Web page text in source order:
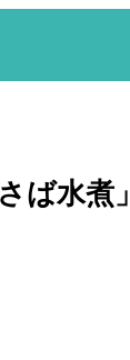
ば水煮